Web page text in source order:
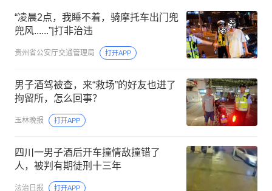
“凌晨2点，我睡不着，骑摩托车出门兜
兜风......”|打非治违
贵州省公安厅交通管理局 打开APP
男子酒驾被查，来“救场”的好友也进了
拘留所，怎么回事？
玉林晚报 打开APP
四川一男子酒后开车撞情敌撞错了
人，被判有期徒刑十三年
法治日报 打开APP